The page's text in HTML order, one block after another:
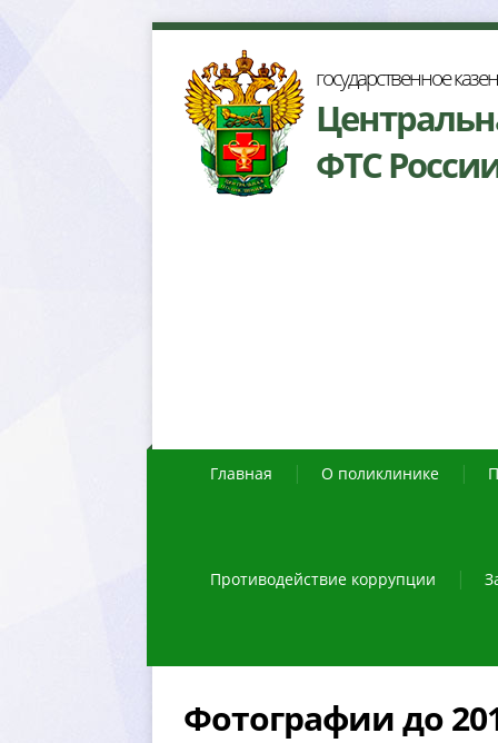
осударственное
ФТС
Главная О поликлинике
Противодействие коррупции
Фотографии до